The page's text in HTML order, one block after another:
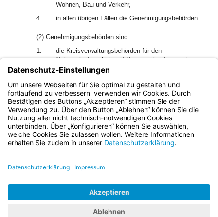
Wohnen, Bau und Verkehr,
4.
in allen übrigen Fällen die Genehmigungsbehörden.
(2) Genehmigungsbehörden sind:
1.
die Kreisverwaltungsbehörden für den
Gelegenheitsverkehr mit Personenkraftwagen in
Form von Ausflugsfahrten, Ferienziel-Reisen, Taxi-
und Mietwagenverkehr,
2.
in allen übrigen Fällen die Regierungen.
Bayern.de
BayernPortal
Impressum